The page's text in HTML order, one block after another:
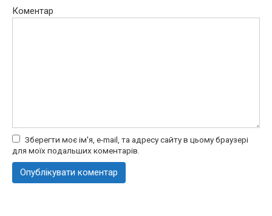
Коментар
Зберегти моє ім'я, e-mail, та адресу сайту в цьому браузері
для моїх подальших коментарів.